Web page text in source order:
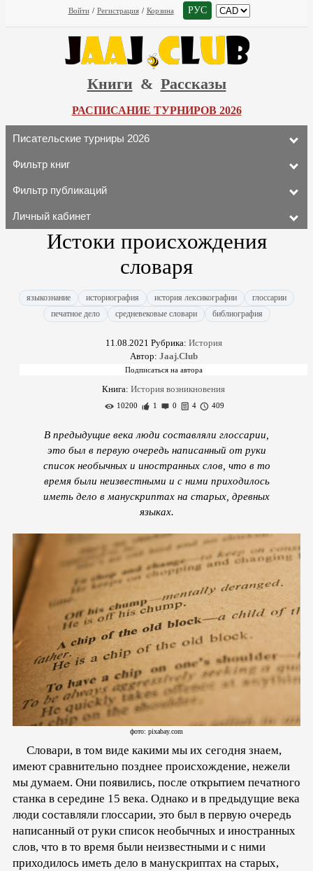
Войти / Регистрация / Корзина РУС
Книги & Рассказы
РАСПИСАНИЕ ТУРНИРОВ 2026
Писательские турниры 2026
Фильтр книг
Фильтр публикаций
Личный кабинет
Истоки происхождения
словаря
языкознание историография история лексикографии
глоссарии
печатное дело
средневековые словари библиография
11.08.2021 Рубрика: История
Автор: Jaaj.Club
Книга: История возникновения
10200 1 0 4 409
В предыдущие века люди составляли глоссарии,
это был в первую очередь написанный от руки
список необычных и иностранных слов, что в то
время были неизвестными и с ними приходилось
иметь дело в манускриптах на старых, древных
языках.
фото: pixabay.com
Словари, в том виде какими мы их сегодня знаем,
имеют сравнительно позднее происхождение, нежели
мы думаем. Они появились, после открытием печатного
станка в середине 15 века. Однако и в предыдущие века
люди составляли глоссарии, это был в первую очередь
написанный от руки список необычных и иностранных
слов, что в то время были неизвестными и с ними
приходилось иметь дело в манускриптах на старых,